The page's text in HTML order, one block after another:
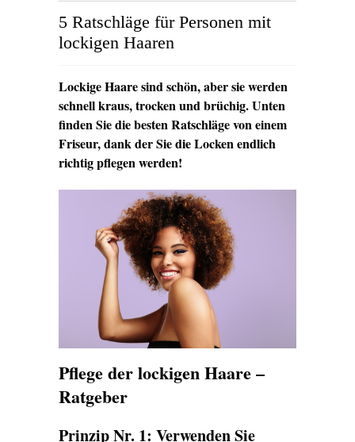
5 Ratschläge für Personen mit
lockigen Haaren
Lockige Haare sind schön, aber sie werden
schnell kraus, trocken und brüchig. Unten
finden Sie die besten Ratschläge von einem
Friseur, dank der Sie die Locken endlich
richtig pflegen werden!
Pflege der lockigen Haare –
Ratgeber
Prinzip Nr. 1: Verwenden Sie